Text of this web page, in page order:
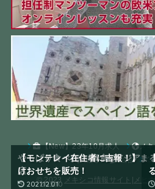
やっぱり食べたい!和食&アジアン
店
2022.05.10
【モンテレイ在住者に吉報！】ま
けおせちを販売！
2021.12.01
【New】23年10月求人 メ
観光
生活
© 2023 メキシコ情報サイト|メヒ